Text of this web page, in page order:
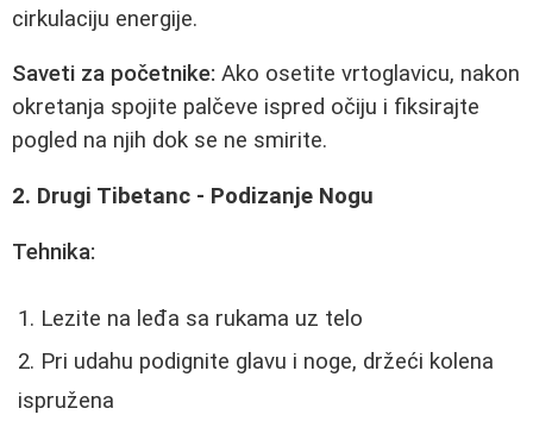
cirkulaciju energije.
Saveti za početnike: Ako osetite vrtoglavicu, nakon
okretanja spojite palčeve ispred očiju i fiksirajte
pogled na njih dok se ne smirite.
2. Drugi Tibetanc - Podizanje Nogu
Tehnika:
Lezite na leđa sa rukama uz telo
Pri udahu podignite glavu i noge, držeći kolena
ispružena